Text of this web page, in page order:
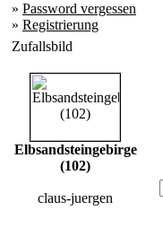
» Password vergessen
» Registrierung
Zufallsbild
Elbsandsteingebirge
(102)
claus-juergen